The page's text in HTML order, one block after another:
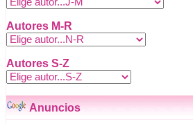
Autores M-R
Autores S-Z
Anuncios